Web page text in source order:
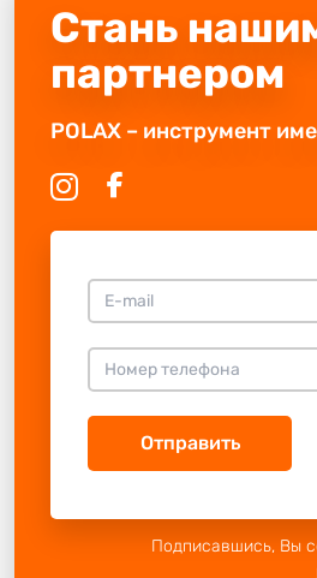
Стань
партнером
POLAX – инструмент
Отправить
Подписавшись, Вы